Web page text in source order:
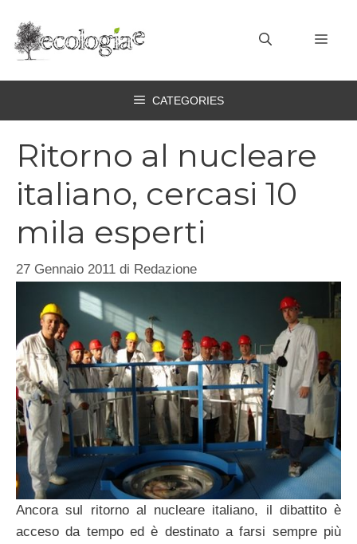
contenuto
CATEGORIES
Ritorno al nucleare
italiano, cercasi 10
mila esperti
27 Gennaio 2011 di Redazione
Ancora sul ritorno al nucleare italiano, il dibattito è
acceso da tempo ed è destinato a farsi sempre più